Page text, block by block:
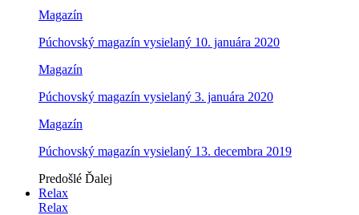
Magazín
Púchovský magazín vysielaný 10. januára 2020
Magazín
Púchovský magazín vysielaný 3. januára 2020
Magazín
Púchovský magazín vysielaný 13. decembra 2019
Predošlé Ďalej
Relax
Relax